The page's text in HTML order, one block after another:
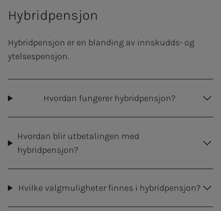
Hybridpensjon
Hybridpensjon er en blanding av innskudds- og
ytelsespensjon.
Hvordan fungerer hybridpensjon?
Hvordan blir utbetalingen med
hybridpensjon?
Hvilke valgmuligheter finnes i hybridpensjon?